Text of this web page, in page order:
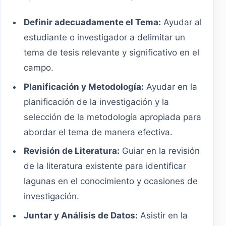
Definir adecuadamente el Tema: Ayudar al
estudiante o investigador a delimitar un
tema de tesis relevante y significativo en el
campo.
Planificación y Metodología: Ayudar en la
planificación de la investigación y la
selección de la metodología apropiada para
abordar el tema de manera efectiva.
Revisión de Literatura: Guiar en la revisión
de la literatura existente para identificar
lagunas en el conocimiento y ocasiones de
investigación.
Juntar y Análisis de Datos: Asistir en la